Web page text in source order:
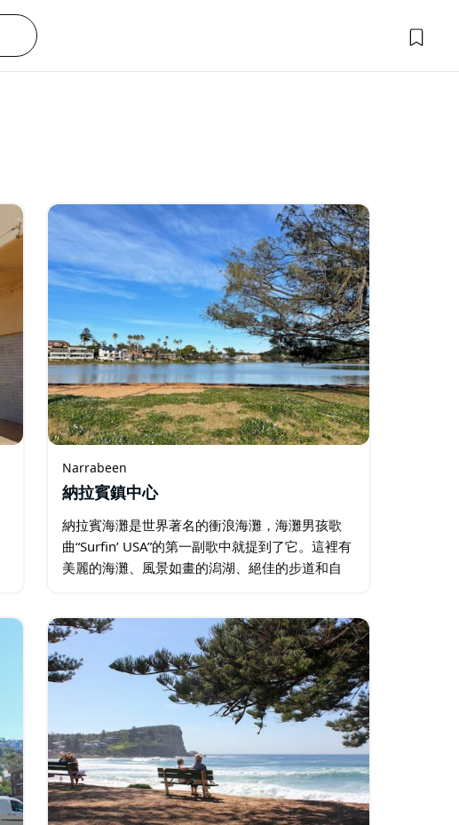
Narrabeen
納拉賓鎮中心
納拉賓海灘是世界著名的衝浪海灘，海灘男孩歌
曲“Surfin’ USA”的第一副歌中就提到了它。這裡有
美麗的海灘、風景如畫的潟湖、絕佳的步道和自